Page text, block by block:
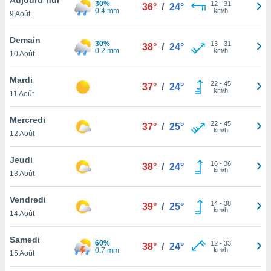
et
»,
au
vous
qu'ils
ou
le
ainsi
un
la
du
9 Août
30%
0.4 mm
36° / 24° 12- 31
km/h
Demain
10 Août
30%
0.2 mm
38° / 24° 13- 31
km/h
Mardi
11 Août
37° / 24° 22- 45
km/h
Mercredi
12 Août
37° / 25° 22- 45
km/h
Jeudi
13 Août
38° / 24° 16- 36
km/h
Vendredi
14 Août
39° / 25° 14- 38
km/h
Samedi
15 Août
60%
0.7 mm
38° / 24° 12- 33
km/h